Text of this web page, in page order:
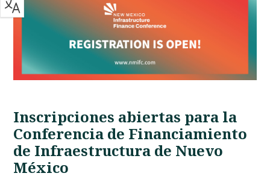
Inscripciones abiertas para la
Conferencia de Financiamiento
de Infraestructura de Nuevo
México